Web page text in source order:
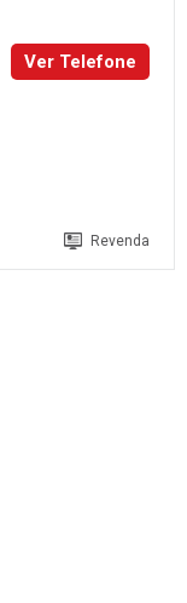
Ver Telefone
Revenda